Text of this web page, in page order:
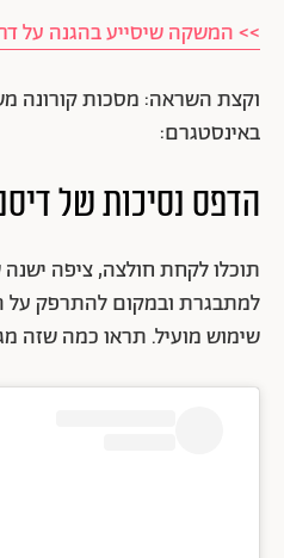
>> המשקה שיסייע בהגנה על
וקצת השראה: מסכות קורונה
באינסטגרם:
הדפס נסיכות של
תוכלו לקחת חולצה, ציפה
למתבגרת ובמקום להתרפק על
שימוש מועיל. תראו כמה שזה